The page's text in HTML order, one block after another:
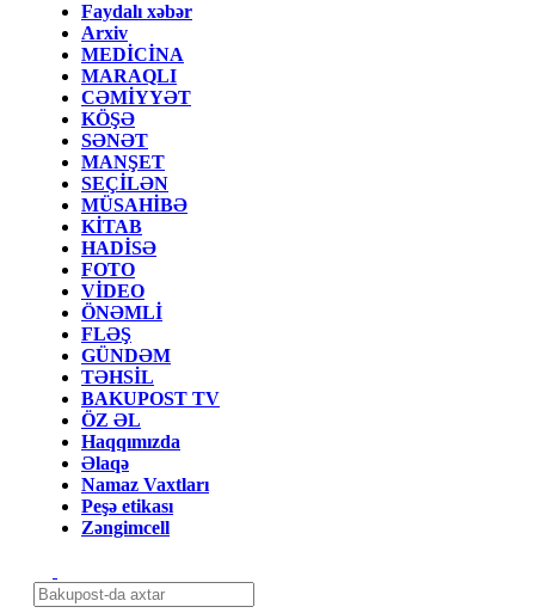
Faydalı xəbər
Arxiv
MEDİCİNA
MARAQLI
CƏMİYYƏT
KÖŞƏ
SƏNƏT
MANŞET
SEÇİLƏN
MÜSAHİBƏ
KİTAB
HADİSƏ
FOTO
VİDEO
ÖNƏMLİ
FLƏŞ
GÜNDƏM
TƏHSİL
BAKUPOST TV
ÖZ ƏL
Haqqımızda
Əlaqə
Namaz Vaxtları
Peşə etikası
Zəngimcell